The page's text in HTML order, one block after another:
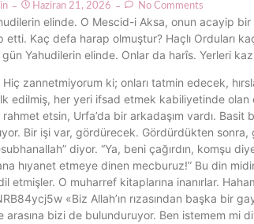
Haziran 21, 2026 No Comments
elinde. O Mescid-i Aksa, onun acayip
etti. Kaç defa harap olmuştur? Haçlı Orduları
Yahudilerin elinde. Onlar da harîs. Yerleri
zannetmiyorum ki; onları tatmin edecek,
edilmiş, her yeri ifsad etmek kabiliyetinde olan
etsin, Urfa’da bir arkadaşım vardı.
Bir işi var, gördürecek. Gördürdükten sonra,
diyor. “Ya, beni çağırdın,
hıyanet etmeye dinen mecburuz!” Bu din
etmişler. O muharref kitaplarına inanırlar.
«Biz Allah’ın rızasından başka bir
arasına bizi de bulunduruyor. Ben istemem mi